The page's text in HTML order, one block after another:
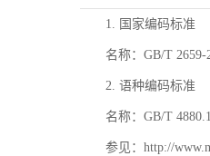
1. 国家编码标准
名称：GB/T
2. 语种编码标准
名称：GB/T
参见：http://